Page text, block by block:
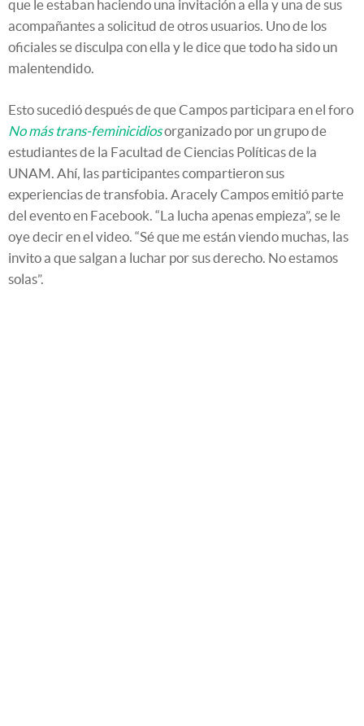
que le estaban haciendo una invitación a ella y una de sus
acompañantes a solicitud de otros usuarios. Uno de los
oficiales se disculpa con ella y le dice que todo ha sido un
malentendido.
Esto sucedió después de que Campos participara en el foro
No más trans-feminicidiosorganizado por un grupo de
estudiantes de la Facultad de Ciencias Políticas de la
UNAM. Ahí, las participantes compartieron sus
experiencias de transfobia. Aracely Campos emitió parte
del evento en Facebook. “La lucha apenas empieza”, se le
oye decir en el video. “Sé que me están viendo muchas, las
invito a que salgan a luchar por sus derecho. No estamos
solas”.